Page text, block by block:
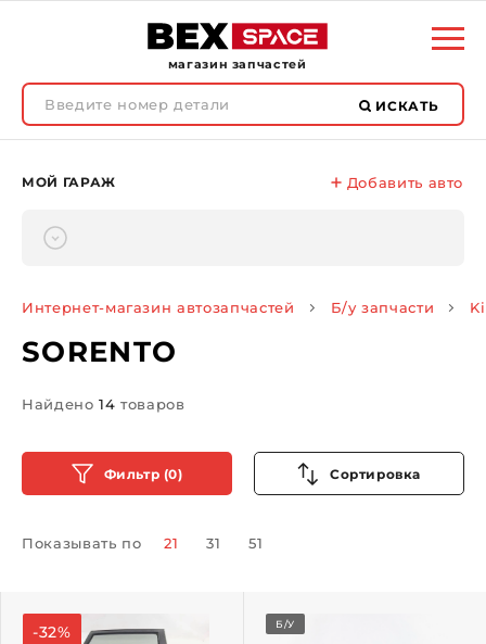
магазин запчастей
ИСКАТЬ
МОЙ ГАРАЖ Добавить авто
Интернет-магазин автозапчастей Б/у запчасти
SORENTO
Найдено14 товаров
Фильтр (0) Сортировка
Показывать по 21 31 51
-32% Б/У